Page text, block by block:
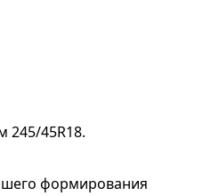
245/45R18.
формирования